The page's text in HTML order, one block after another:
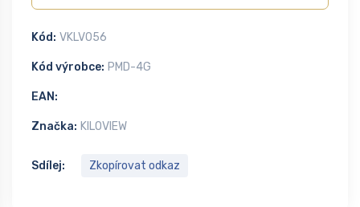
Kód: VKLV056
Kód výrobce: PMD-4G
EAN:
Značka: KILOVIEW
Sdílej: Zkopírovat odkaz